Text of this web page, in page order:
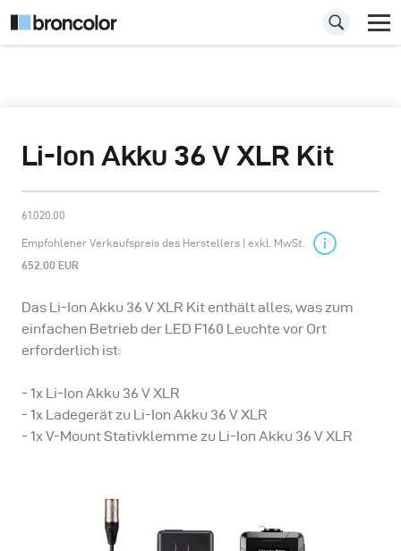
Li-Ion Akku 36 V XLR Kit
61.020.00
Empfohlener Verkaufspreis des Herstellers | exkl. MwSt.
652.00 EUR
Das Li-Ion Akku 36 V XLR Kit enthält alles, was zum
einfachen Betrieb der LED F160 Leuchte vor Ort
erforderlich ist:
- 1x Li-Ion Akku 36 V XLR
- 1x Ladegerät zu Li-Ion Akku 36 V XLR
- 1x V-Mount Stativklemme zu Li-Ion Akku 36 V XLR